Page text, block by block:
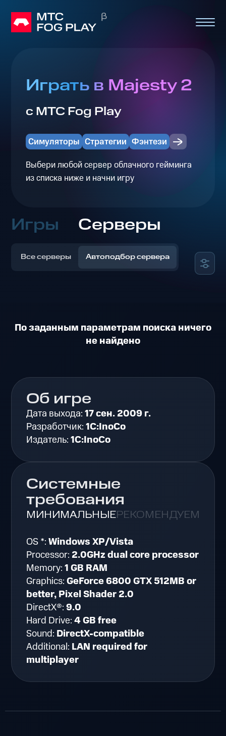
Играть в Majesty 2
с МТС Fog Play
Симуляторы Стратегии Фэнтези
Выбери любой сервер облачного гейминга
из списка ниже и начни игру
Игры Серверы
Все серверы Автоподбор сервера
По заданным параметрам поиска ничего
не найдено
Об игре
Дата выхода:17 сен. 2009 г.
Разработчик:1C:InoCo
Издатель:1C:InoCo
Системные
требования
МИНИМАЛЬНЫЕРЕКОМЕНДУЕМЫЕ
OS *:Windows XP/Vista
Processor: 2.0GHz dual core processor
Memory:1 GB RAM
Graphics:GeForce 6800 GTX 512MB or
better, Pixel Shader 2.0
DirectX®:9.0
Hard Drive:4 GB free
Sound: DirectX-compatible
Additional: LAN required for
multiplayer